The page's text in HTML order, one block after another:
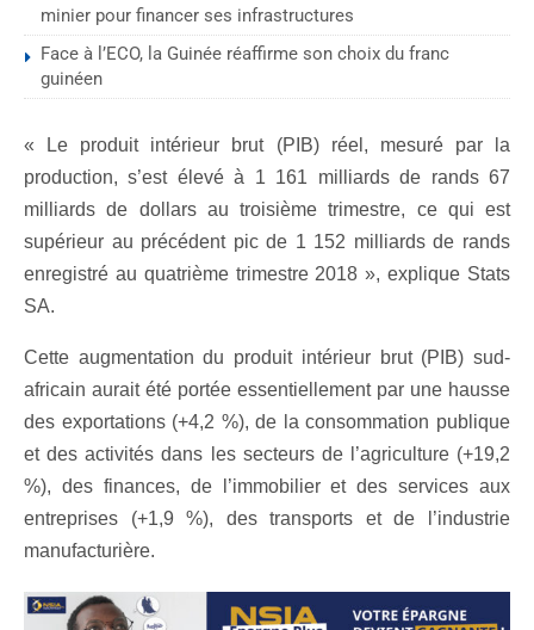
minier pour financer ses infrastructures
Face à l’ECO, la Guinée réaffirme son choix du franc
guinéen
« Le produit intérieur brut (PIB) réel, mesuré par la
production, s’est élevé à 1 161 milliards de rands 67
milliards de dollars au troisième trimestre, ce qui est
supérieur au précédent pic de 1 152 milliards de rands
enregistré au quatrième trimestre 2018 », explique Stats
SA.
Cette augmentation du produit intérieur brut (PIB) sud-
africain aurait été portée essentiellement par une hausse
des exportations (+4,2 %), de la consommation publique
et des activités dans les secteurs de l’agriculture (+19,2
%), des finances, de l’immobilier et des services aux
entreprises (+1,9 %), des transports et de l’industrie
manufacturière.